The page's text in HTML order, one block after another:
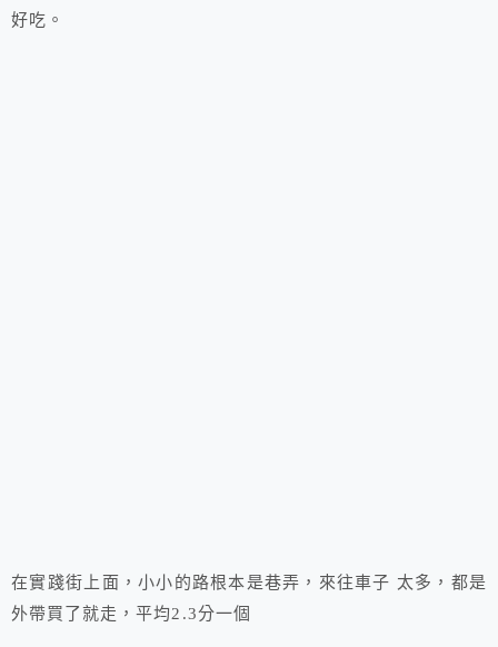
好吃。
在實踐街上面，小小的路根本是巷弄，來往車子 太多，都是
外帶買了就走，平均2.3分一個